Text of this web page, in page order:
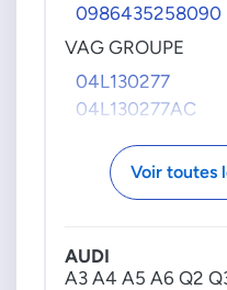
0986435258090
VAG GROUPE
04L130277
04L130277AC
Voir toutes
AUDI
A3 A4 A5 A6 Q2